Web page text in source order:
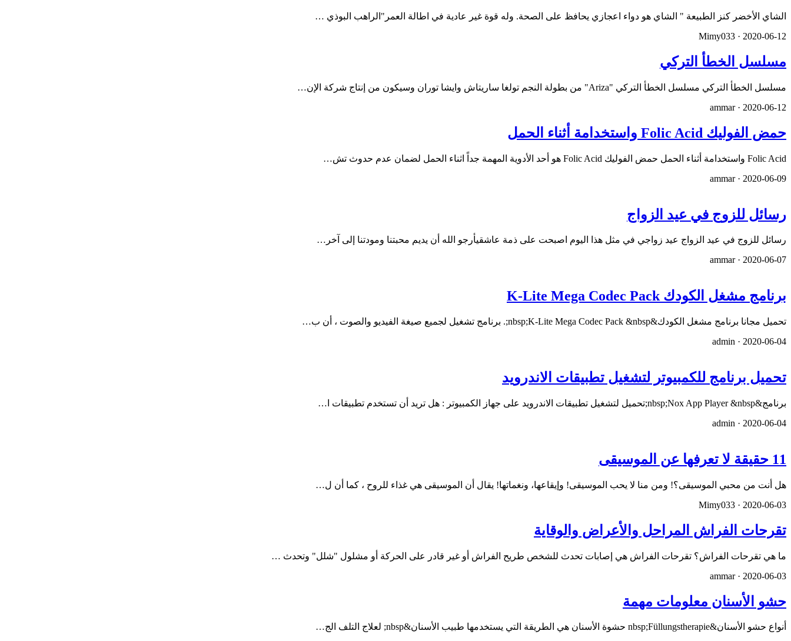
الشاي الأخضر كنز الطبيعة " الشاي هو دواء اعجازي يحافظ على الصحة. وله قوة غير عادية في اطالة العمر"الراهب البوذي …
Mimy033 · 2020-06-12
مسلسل الخطأ التركي
مسلسل الخطأ التركي مسلسل الخطأ التركي "Ariza" من بطولة النجم تولغا ساريتاش وايشا توران وسيكون من إنتاج شركة الإن…
ammar · 2020-06-12
حمض الفوليك Folic Acid واستخدامة أثناء الحمل
Folic Acid واستخدامة أثناء الحمل حمض الفوليك Folic Acid هو أحد الأدوية المهمة جداً اثناء الحمل لضمان عدم حدوث تش…
ammar · 2020-06-09
رسائل للزوج في عيد الزواج
رسائل للزوج في عيد الزواج عيد زواجي في مثل هذا اليوم اصبحت على ذمة عاشقيأرجو الله أن يديم محبتنا ومودتنا إلى آخر…
ammar · 2020-06-07
برنامج مشغل الكودك K-Lite Mega Codec Pack
تحميل مجانا برنامج مشغل الكودك&nbsp;K-Lite Mega Codec Pack &nbsp;. برنامج تشغيل لجميع صيغة الفيديو والصوت ، أن ب…
admin · 2020-06-04
تحميل برنامج للكمبيوتر لتشغيل تطبيقات الاندرويد
برنامج&nbsp;Nox App Player &nbsp;تحميل لتشغيل تطبيقات الاندرويد على جهاز الكمبيوتر : هل تريد أن تستخدم تطبيقات ا…
admin · 2020-06-04
11 حقيقة لا تعرفها عن الموسيقى
هل أنت من محبي الموسيقى؟! ومن منا لا يحب الموسيقى! وإيقاعها، ونغماتها! يقال أن الموسيقى هي غذاء للروح ، كما أن ل…
Mimy033 · 2020-06-03
تقرحات الفراش المراحل والأعراض والوقاية
ما هي تقرحات الفراش؟ تقرحات الفراش هي إصابات تحدث للشخص طريح الفراش أو غير قادر على الحركة أو مشلول "شلل" وتحدث …
ammar · 2020-06-03
حشو الأسنان معلومات مهمة
أنواع حشو الأسنان&nbsp;Füllungstherapie حشوة الأسنان هي الطريقة التي يستخدمها طبيب الأسنان&nbsp; لعلاج التلف الج…